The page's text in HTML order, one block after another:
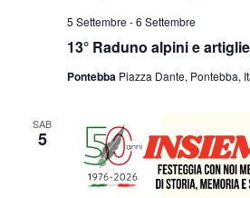
13° Raduno alpini e
5 Settembre -6 Settembre
Pontebba Piazza Dante, Pontebba,
SAB
5